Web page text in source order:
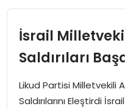
EKONOMI
İDEAL YAŞAM
İDEAL SPOR
İsrail
Saldırıları
Likud Partisi Milletvekili
Saldırılarını Eleştirdi